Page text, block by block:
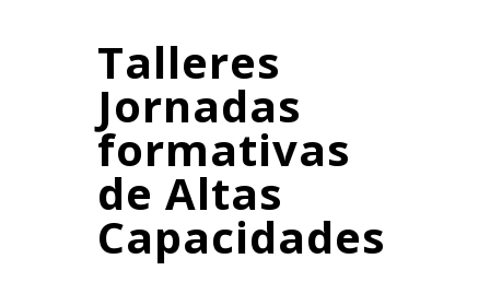
Talleres
Jornadas
formativas
de Altas
Capacidades